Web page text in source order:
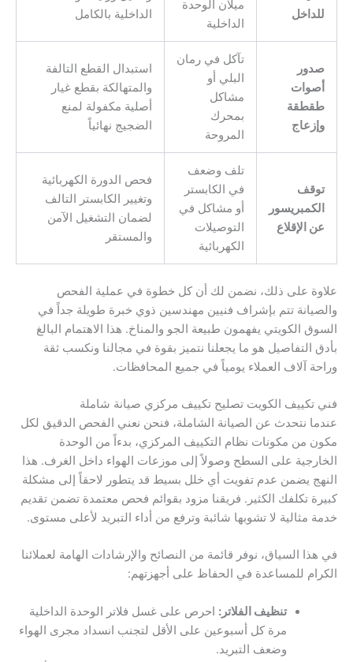
للداخل
ميلان الوحدة
الداخلية
الداخلية بالكامل
صدور
أصوات
طقطقة
وإزعاج
تآكل في رمان
البلي أو
مشاكل
بمحرك
المروحة
استبدال القطع التالفة
والمتهالكة بقطع غيار
أصلية مكفولة لمنع
الضجيج نهائياً
توقف
الكمبريسور
عن الإقلاع
تلف وضعف
في الكابستر
أو مشاكل في
التوصيلات
الكهربائية
فحص الدورة الكهربائية
وتغيير الكابستر التالف
لضمان التشغيل الآمن
والمستقر
علاوة على ذلك، نضمن لك أن كل خطوة في عملية الفحص
والصيانة تتم بإشراف فنيين مهندسين ذوي خبرة طويلة جداً في
السوق الكويتي يفهمون طبيعة الجو والمناخ. هذا الاهتمام البالغ
بأدق التفاصيل هو ما يجعلنا نتميز بقوة في مجالنا ونكسب ثقة
وراحة آلاف العملاء يومياً في جميع المحافظات.
فني تكييف الكويت تصليح تكييف مركزي صيانة شاملة
عندما نتحدث عن الصيانة الشاملة، فنحن نعني الفحص الدقيق لكل
مكون من مكونات نظام التكييف المركزي، بدءاً من الوحدة
الخارجية على السطح وصولاً إلى موزعات الهواء داخل الغرف. هذا
النهج يضمن عدم تفويت أي خلل بسيط قد يتطور لاحقاً إلى مشكلة
كبيرة تكلفك الكثير. فريقنا مزود بقوائم فحص معتمدة تضمن تقديم
خدمة مثالية لا تشوبها شائبة وترفع من أداء التبريد لأعلى مستوى.
في هذا السياق، نوفر قائمة من النصائح والإرشادات الهامة لعملائنا
الكرام للمساعدة في الحفاظ على أجهزتهم:
تنظيف الفلاتر: احرص على غسل فلاتر الوحدة الداخلية
مرة كل أسبوعين على الأقل لتجنب انسداد مجرى الهواء
وضعف التبريد.